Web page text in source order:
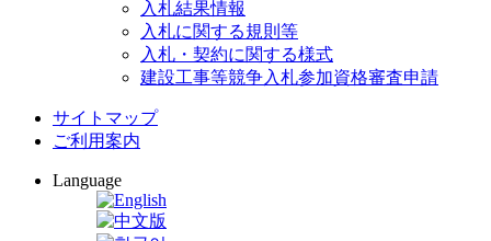
入札結果情報
入札に関する規則等
入札・契約に関する様式
建設工事等競争入札参加資格審査申請
サイトマップ
ご利用案内
Language